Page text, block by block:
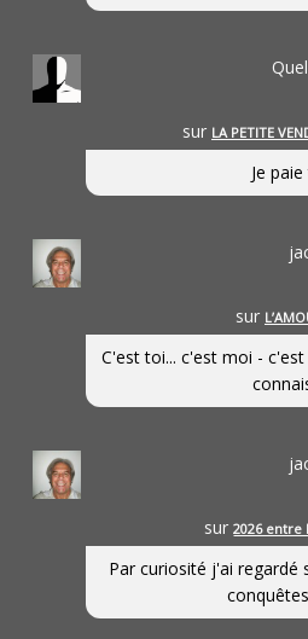
sur LA PETITE
Je
sur
C'est toi... c'est moi -
sur2026 entre
Par curiosité j'ai regardé